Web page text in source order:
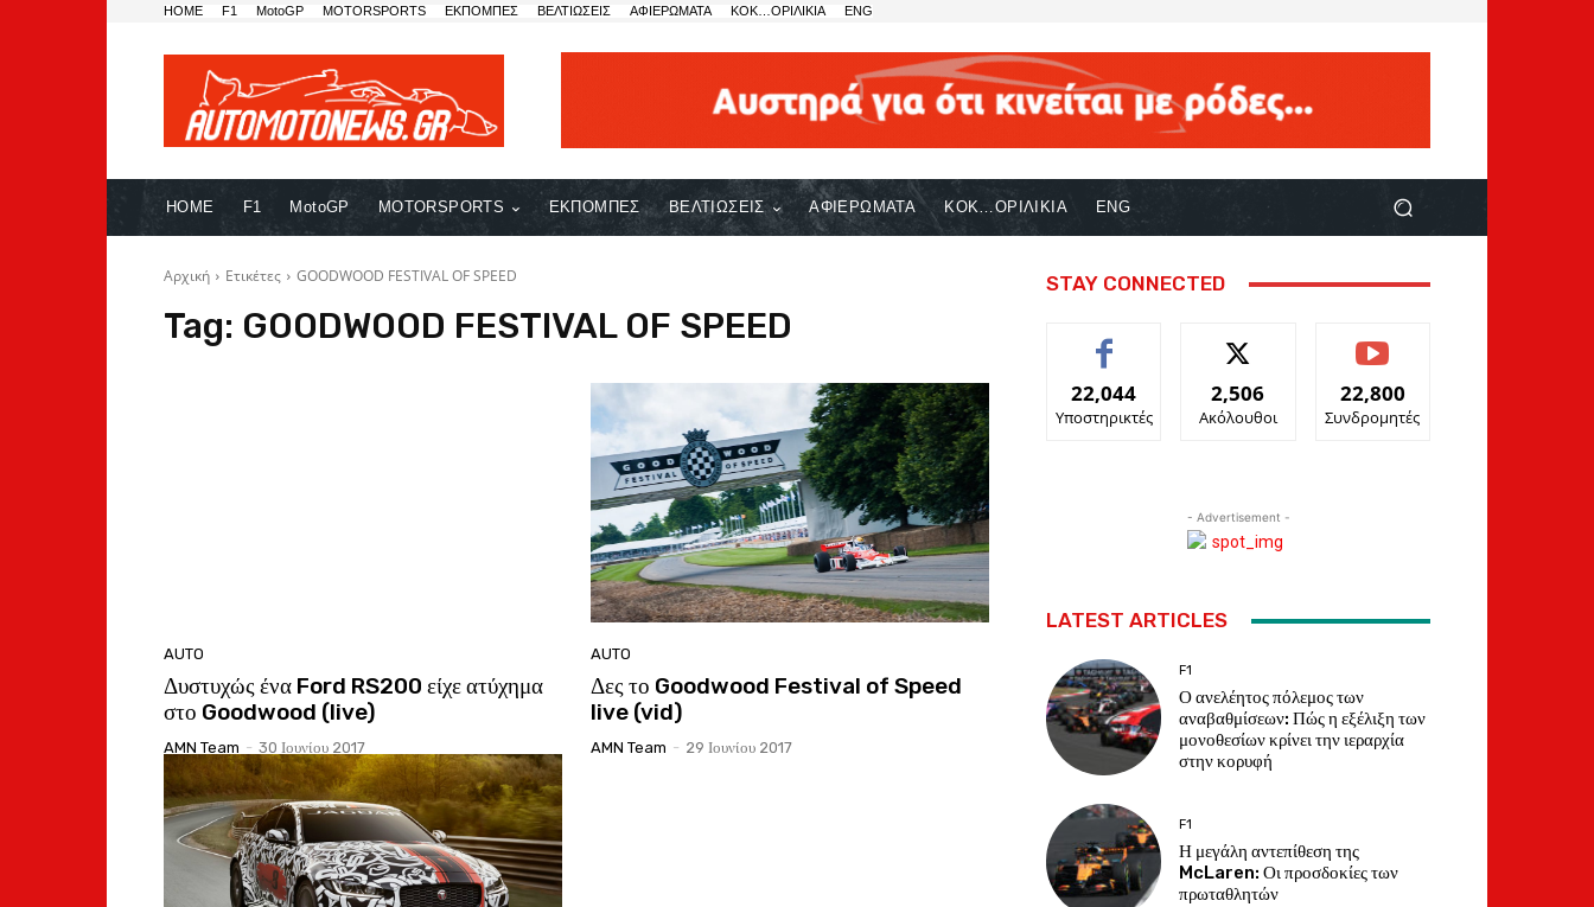
HOME F1 MotoGP MOTORSPORTS ΕΚΠΟΜΠΕΣ ΒΕΛΤΙΩΣΕΙΣ ΑΦΙΕΡΩΜΑΤΑ ΚΟΚ…ΟΡΙΛΙΚΙΑ ENG
HOME F1 MotoGP MOTORSPORTS ΕΚΠΟΜΠΕΣ ΒΕΛΤΙΩΣΕΙΣ ΑΦΙΕΡΩΜΑΤΑ ΚΟΚ…ΟΡΙΛΙΚΙΑ ENG
Αρχική Ετικέτες GOODWOOD FESTIVAL OF SPEED
Tag: GOODWOOD FESTIVAL OF SPEED
AUTO
Δυστυχώς ένα Ford RS200 είχε ατύχημα
στο Goodwood (live)
AMN Team - 30 Ιουνίου 2017
AUTO
Δες το Goodwood Festival of Speed
live (vid)
AMN Team - 29 Ιουνίου 2017
STAY CONNECTED
22,044
Υποστηρικτές
2,506
Ακόλουθοι
22,800
Συνδρομητές
- Advertisement -
LATEST ARTICLES
F1
Ο ανελέητος πόλεμος των
αναβαθμίσεων: Πώς η εξέλιξη των
μονοθεσίων κρίνει την ιεραρχία
στην κορυφή
F1
Η μεγάλη αντεπίθεση της
McLaren: Οι προσδοκίες των
πρωταθλητών